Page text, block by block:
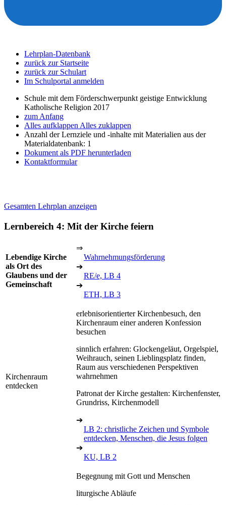
Lehrplan-Datenbank
zurück zur Startseite
zurück zur Schulart
Im Schulportal anmelden
Schule mit dem Förderschwerpunkt geistige Entwicklung
Katholische Religion 2017
zum Anfang
Alles aufklappen Alles zuklappen
Anzahl der Lernziele und -inhalte mit Materialien aus der
Materialdatenbank: 1
Dokument als PDF herunterladen
Kontaktformular
Gesamten Lehrplan anzeigen
Lernbereich 4: Mit der Kirche feiern
Lebendige Kirche
als Ort des
Glaubens und der
Gemeinschaft
⇒
Wahrnehmungsförderung
➔
RE/e, LB 4
➔
ETH, LB 3
Kirchenraum
entdecken
erlebnisorientierter Kirchenbesuch, den
Kirchenraum einer anderen Konfession
besuchen
sinnlich erfahren: Glockengeläut, Orgelspiel,
Weihrauch, seinen Lieblingsplatz finden,
Raum aus verschiedenen Perspektiven
wahrnehmen
Patronat der Kirche gestalten: Kirchenfenster,
Grundriss, Kirchenmodell
➔
LB 2: christliche Zeichen und Symbole
entdecken, Menschen, die Jesus folgen
➔
KU, LB 2
Begegnung mit Gott und Menschen
liturgische Abläufe